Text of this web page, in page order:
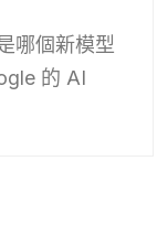
哪個新模型
的 AI